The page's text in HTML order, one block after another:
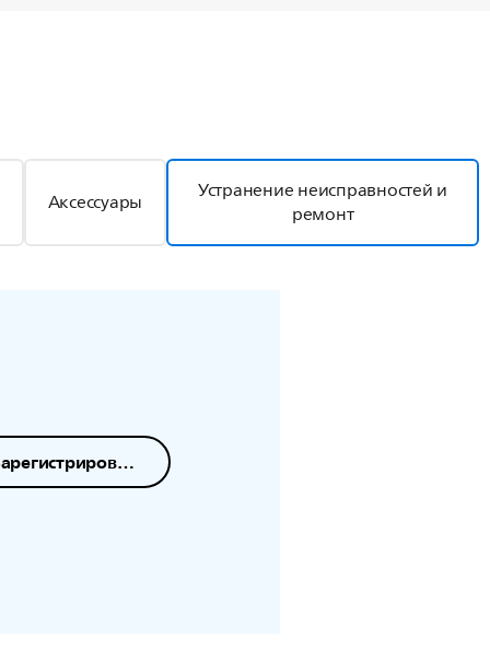
Аксессуары
Устранение неисправностей и
ремонт
Зарегистрировать